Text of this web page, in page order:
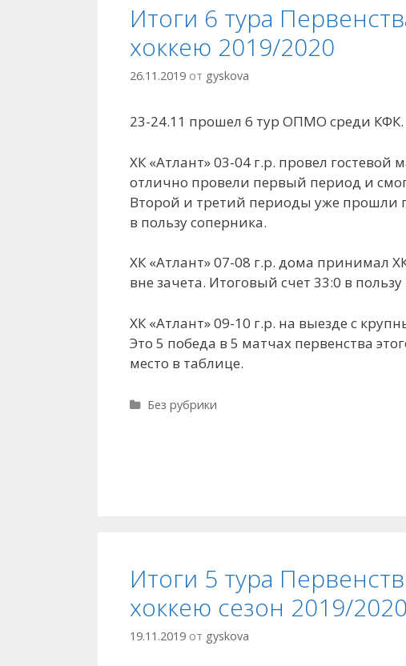
Итоги 6 тура
хоккею 2019/2020
26.11.2019 от gyskova
23-24.11 прошел 6 тур ОПМО среди КФК.
ХК «Атлант» 03-04 г.р. провел гостевой
отлично провели первый период и
Второй и третий периоды уже прошли
в пользу соперника.
ХК «Атлант» 07-08 г.р. дома принимал
вне зачета. Итоговый счет 33:0 в
ХК «Атлант» 09-10 г.р. на выезде с
Это 5 победа в 5 матчах первенства
место в таблице.
Рубрики
Без рубрики
Итоги 5 тура
хоккею сезон 2019/2020
19.11.2019 от gyskova